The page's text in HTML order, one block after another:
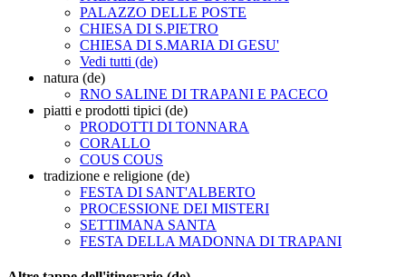
PALAZZO DELLE POSTE
CHIESA DI S.PIETRO
CHIESA DI S.MARIA DI GESU'
Vedi tutti (de)
natura (de)
RNO SALINE DI TRAPANI E PACECO
piatti e prodotti tipici (de)
PRODOTTI DI TONNARA
CORALLO
COUS COUS
tradizione e religione (de)
FESTA DI SANT'ALBERTO
PROCESSIONE DEI MISTERI
SETTIMANA SANTA
FESTA DELLA MADONNA DI TRAPANI